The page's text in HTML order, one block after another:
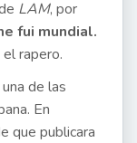
LAM, por
fui mundial.
rapero.
de las
En
que publicara